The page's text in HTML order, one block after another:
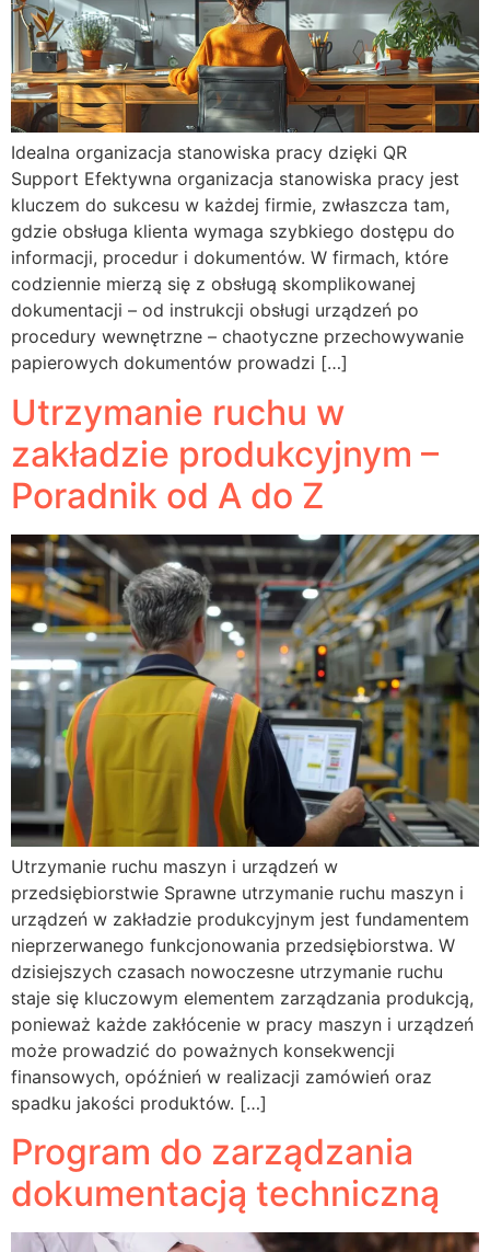
Idealna organizacja stanowiska pracy dzięki QR
Support Efektywna organizacja stanowiska pracy jest
kluczem do sukcesu w każdej firmie, zwłaszcza tam,
gdzie obsługa klienta wymaga szybkiego dostępu do
informacji, procedur i dokumentów. W firmach, które
codziennie mierzą się z obsługą skomplikowanej
dokumentacji – od instrukcji obsługi urządzeń po
procedury wewnętrzne – chaotyczne przechowywanie
papierowych dokumentów prowadzi […]
Utrzymanie ruchu w
zakładzie produkcyjnym –
Poradnik od A do Z
Utrzymanie ruchu maszyn i urządzeń w
przedsiębiorstwie Sprawne utrzymanie ruchu maszyn i
urządzeń w zakładzie produkcyjnym jest fundamentem
nieprzerwanego funkcjonowania przedsiębiorstwa. W
dzisiejszych czasach nowoczesne utrzymanie ruchu
staje się kluczowym elementem zarządzania produkcją,
ponieważ każde zakłócenie w pracy maszyn i urządzeń
może prowadzić do poważnych konsekwencji
finansowych, opóźnień w realizacji zamówień oraz
spadku jakości produktów. […]
Program do zarządzania
dokumentacją techniczną